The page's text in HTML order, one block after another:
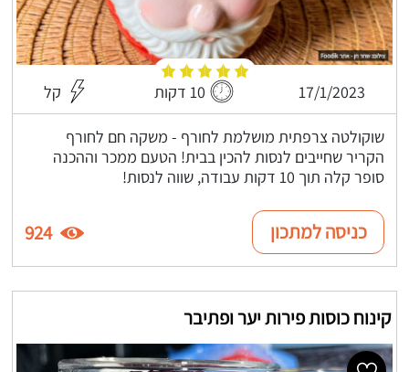
17/1/2023 10 דקות קל
שוקולטה צרפתית מושלמת לחורף - משקה חם לחורף
הקריר שחייבים לנסות להכין בבית! הטעם ממכר וההכנה
סופר קלה תוך 10 דקות עבודה, שווה לנסות!
כניסה למתכון 924
קינוח כוסות פירות יער ופתיבר